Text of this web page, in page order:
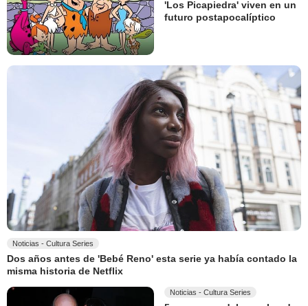
'Los Picapiedra' viven en un
futuro postapocalíptico
Noticias - Cultura Series
Dos años antes de 'Bebé Reno' esta serie ya había contado la
misma historia de Netflix
Noticias - Cultura Series